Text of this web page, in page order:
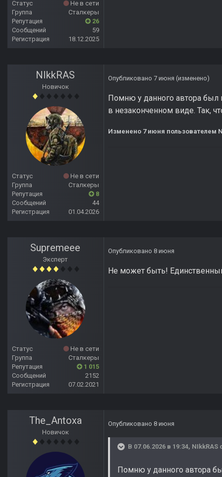
Статус
Не в сети
Группа
Сталкеры
Репутация
26
Сообщений
59
Регистрация
18.12.2025
NIkkRAS
Новичок
Статус
Не в сети
Группа
Сталкеры
Репутация
8
Сообщений
44
Регистрация
01.04.2026
Опубликовано 7 июня (изменено)
Помню у данного автора
в незаконченном виде. Так,
Изменено 7 июня пользователем
Supremeee
Эксперт
Статус
Не в сети
Группа
Сталкеры
Репутация
1 015
Сообщений
2152
Регистрация
07.02.2021
Опубликовано 8 июня
Не может быть!
The_Antoxa
Новичок
Опубликовано 8 июня
В 07.06.2026 в 19:34, NIkkRAS
Помню у данного автора